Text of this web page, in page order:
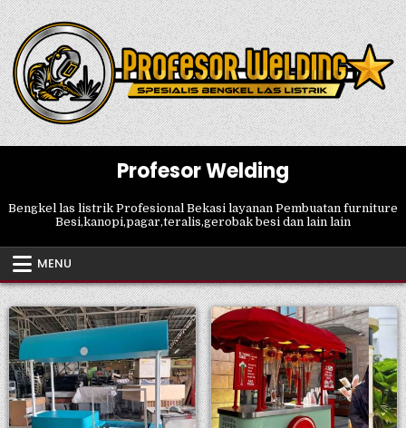
Skip
to
content
Profesor Welding
Bengkel las listrik Profesional Bekasi layanan Pembuatan furniture
Besi,kanopi,pagar,teralis,gerobak besi dan lain lain
MENU